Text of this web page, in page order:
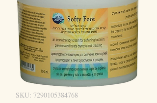
SKU: 7290105384768